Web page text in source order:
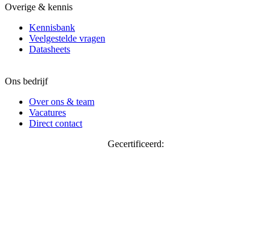
Overige & kennis
Kennisbank
Veelgestelde vragen
Datasheets
Ons bedrijf
Over ons & team
Vacatures
Direct contact
Gecertificeerd: